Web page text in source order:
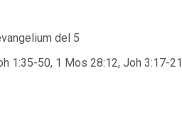
del 5
1:35-50, 1 Mos 28:12, Joh 3:17-21